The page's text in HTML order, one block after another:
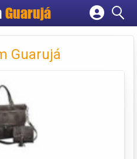
Guarujá
empresa
conta
Guarujá